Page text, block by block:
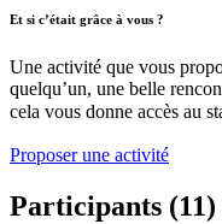
Et si c’était grâce à vous ?
Une activité que vous
quelqu’un, une belle
cela vous donne accès au
Proposer une activité
Participants (11)